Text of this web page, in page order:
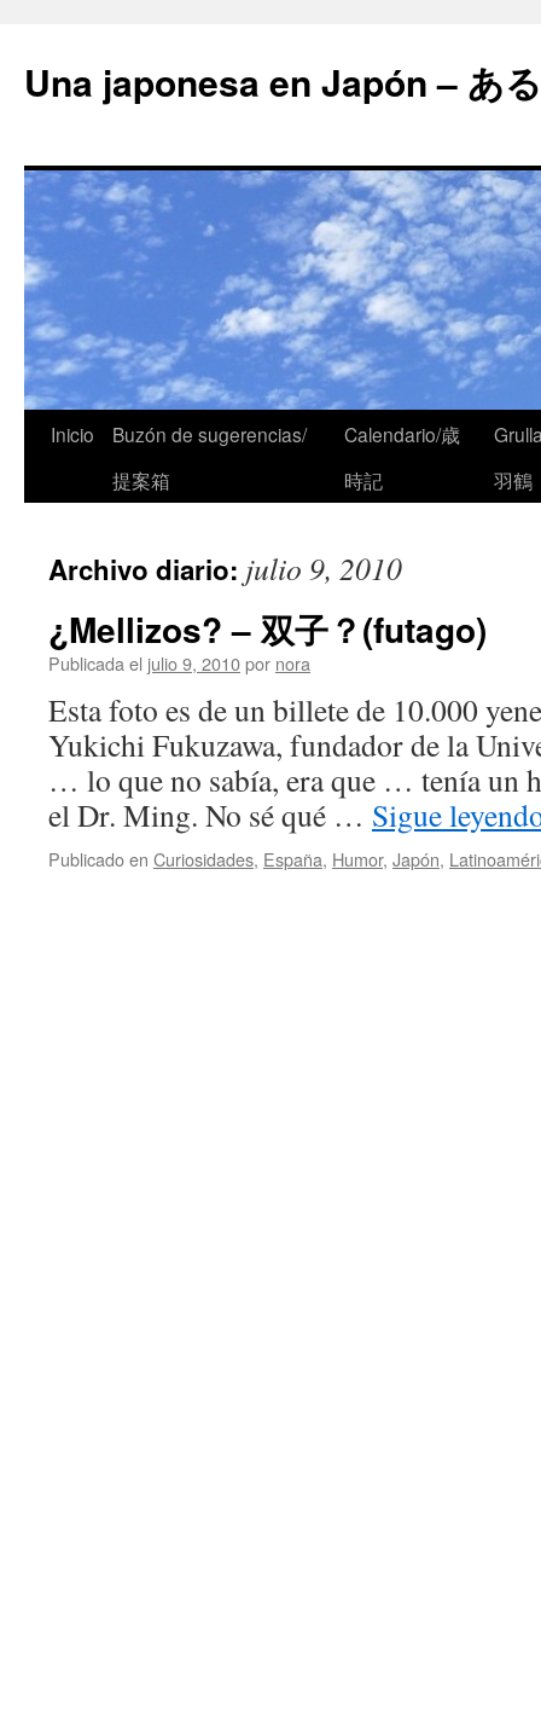
Una japonesa en Japón – あ
Inicio
Buzón de sugerencias/
提案箱
Calendario/歳
時記
羽鶴
Archivo diario: julio 9, 2010
¿Mellizos? – 双子？(futago)
Publicada el julio 9, 2010por nora
Esta foto es de un billete de 10.000
Yukichi Fukuzawa, fundador de la
… lo que no sabía, era que … tenía un
el Dr. Ming. No sé qué … Sigue
Publicado en Curiosidades, España, Humor, Japón,